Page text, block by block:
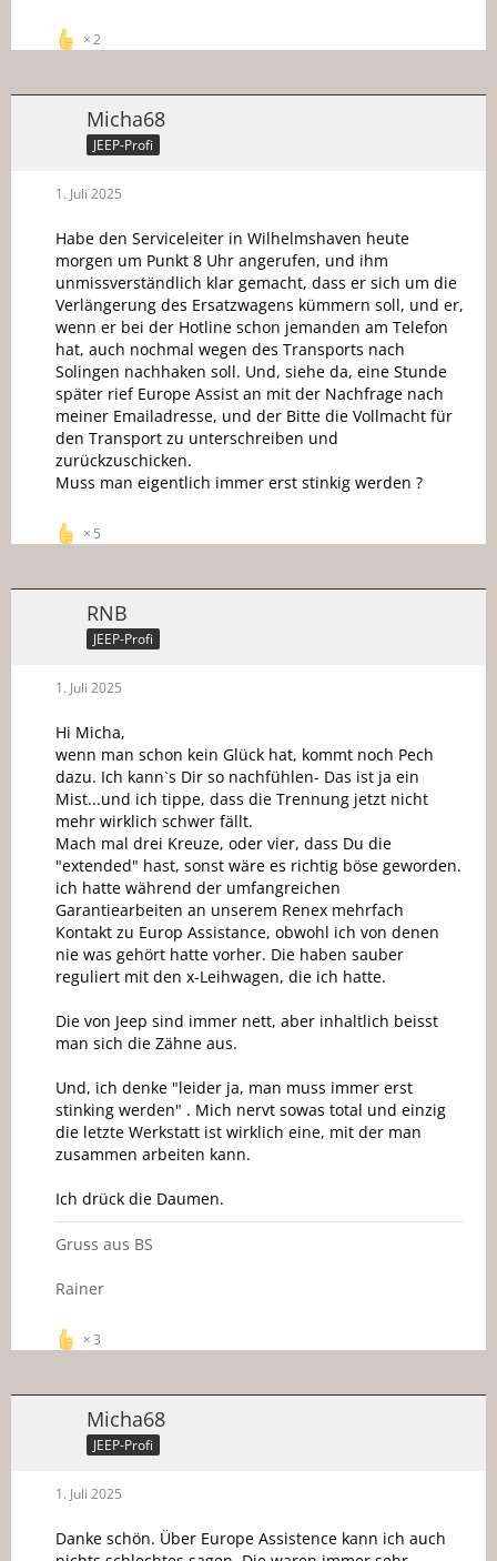
2
Micha68
JEEP-Profi
1. Juli 2025
Habe den Serviceleiter in Wilhelmshaven heute
morgen um Punkt 8 Uhr angerufen, und ihm
unmissverständlich klar gemacht, dass er sich um die
Verlängerung des Ersatzwagens kümmern soll, und er,
wenn er bei der Hotline schon jemanden am Telefon
hat, auch nochmal wegen des Transports nach
Solingen nachhaken soll. Und, siehe da, eine Stunde
später rief Europe Assist an mit der Nachfrage nach
meiner Emailadresse, und der Bitte die Vollmacht für
den Transport zu unterschreiben und
zurückzuschicken.
Muss man eigentlich immer erst stinkig werden ?
5
RNB
JEEP-Profi
1. Juli 2025
Hi Micha,
wenn man schon kein Glück hat, kommt noch Pech
dazu. Ich kann`s Dir so nachfühlen- Das ist ja ein
Mist...und ich tippe, dass die Trennung jetzt nicht
mehr wirklich schwer fällt.
Mach mal drei Kreuze, oder vier, dass Du die
"extended" hast, sonst wäre es richtig böse geworden.
ich hatte während der umfangreichen
Garantiearbeiten an unserem Renex mehrfach
Kontakt zu Europ Assistance, obwohl ich von denen
nie was gehört hatte vorher. Die haben sauber
reguliert mit den x-Leihwagen, die ich hatte.
Die von Jeep sind immer nett, aber inhaltlich beisst
man sich die Zähne aus.
Und, ich denke "leider ja, man muss immer erst
stinking werden" . Mich nervt sowas total und einzig
die letzte Werkstatt ist wirklich eine, mit der man
zusammen arbeiten kann.
Ich drück die Daumen.
Gruss aus BS
Rainer
3
Micha68
JEEP-Profi
1. Juli 2025
Danke schön. Über Europe Assistence kann ich auch